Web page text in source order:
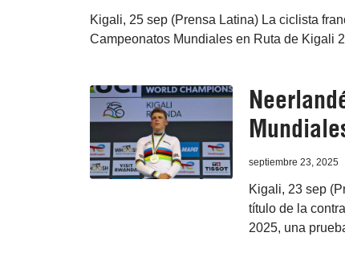
Kigali, 25 sep (Prensa Latina) La ciclista
Campeonatos Mundiales en Ruta de Kigali
septiembre 23, 2025
Kigali, 23 sep
título de la
2025, una